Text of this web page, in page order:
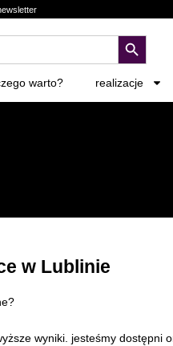
search button
warto? realizacje
w Lublinie
wyniki. jesteśmy dostępni